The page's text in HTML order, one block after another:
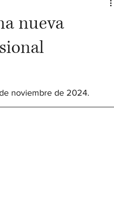
nueva
noviembre de 2024.